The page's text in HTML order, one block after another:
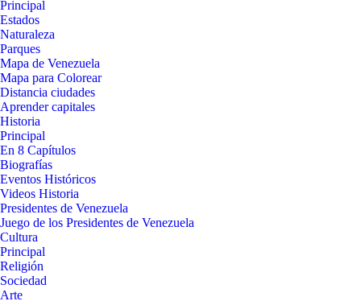
Principal
Estados
Naturaleza
Parques
Mapa de Venezuela
Mapa para Colorear
Distancia ciudades
Aprender capitales
Historia
Principal
En 8 Capítulos
Biografías
Eventos Históricos
Videos Historia
Presidentes de Venezuela
Juego de los Presidentes de Venezuela
Cultura
Principal
Religión
Sociedad
Arte